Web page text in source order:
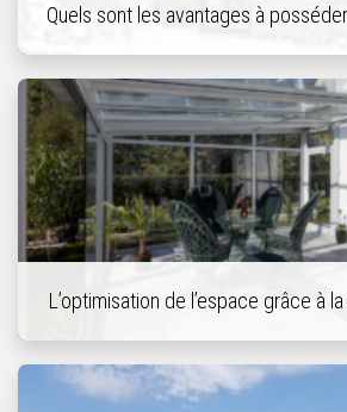
Quels sont les avantages à
L’optimisation de l’espace grâce à